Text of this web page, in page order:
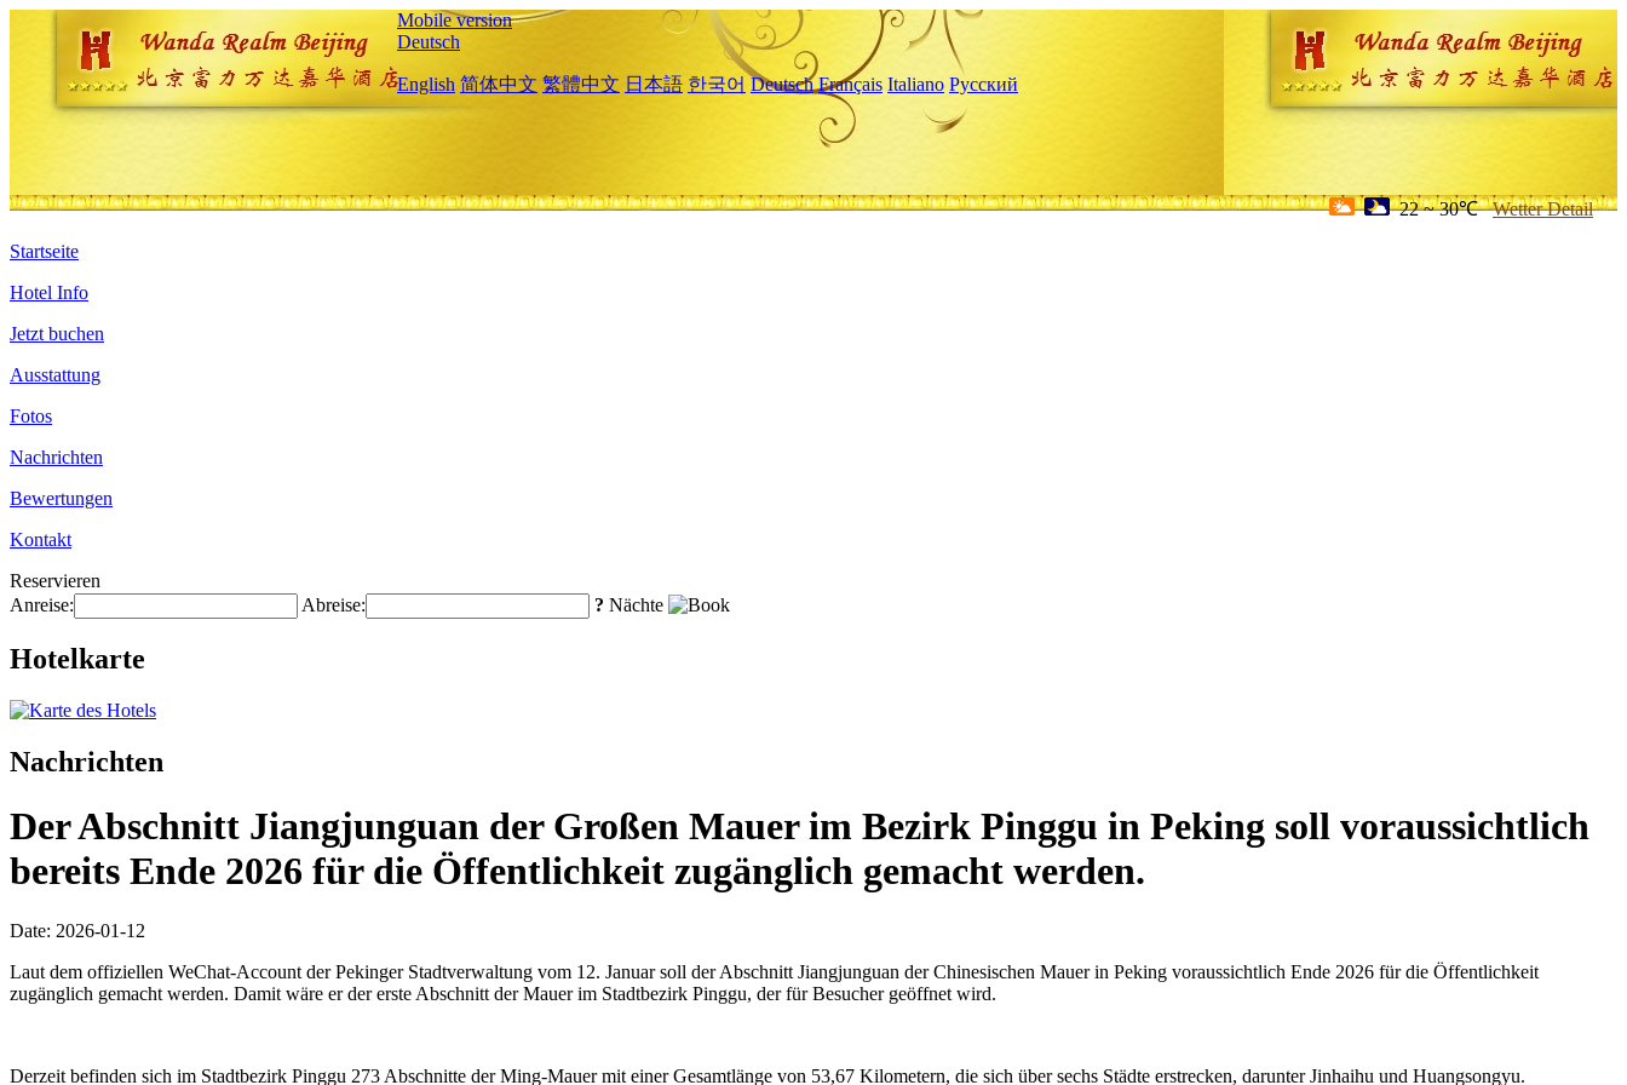
Mobile version
Deutsch
English 简体中文 繁體中文 日本語 한국어 Deutsch Français Italiano Русский
22 ~ 30℃ Wetter Detail
Startseite
Hotel Info
Jetzt buchen
Ausstattung
Fotos
Nachrichten
Bewertungen
Kontakt
Reservieren
Anreise:
Abreise: ? Nächte
Hotelkarte
Nachrichten
Der Abschnitt Jiangjunguan der Großen Mauer im Bezirk Pinggu in Peking soll voraussichtlich
bereits Ende 2026 für die Öffentlichkeit zugänglich gemacht werden.
Date: 2026-01-12
Laut dem offiziellen WeChat-Account der Pekinger Stadtverwaltung vom 12. Januar soll der Abschnitt Jiangjunguan der Chinesischen Mauer in Peking voraussichtlich Ende 2026 für die Öffentlichkeit
zugänglich gemacht werden. Damit wäre er der erste Abschnitt der Mauer im Stadtbezirk Pinggu, der für Besucher geöffnet wird.
Derzeit befinden sich im Stadtbezirk Pinggu 273 Abschnitte der Ming-Mauer mit einer Gesamtlänge von 53,67 Kilometern, die sich über sechs Städte erstrecken, darunter Jinhaihu und Huangsongyu.